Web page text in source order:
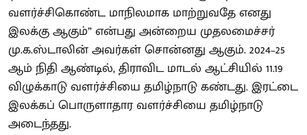
வளர்ச்சிகொண்ட மாநிலமாக மாற்றுவதே எனது
இலக்கு ஆகும்” என்பது அன்றைய முதலமைச்சர்
மு.க.ஸ்டாலின் அவர்கள் சொன்னது ஆகும். 2024–25
ஆம் நிதி ஆண்டில், திராவிட மாடல் ஆட்சியில் 11.19
விழுக்காடு வளர்ச்சியை தமிழ்நாடு கண்டது. இரட்டை
இலக்கப் பொருளாதார வளர்ச்சியை தமிழ்நாடு
அடைந்தது.